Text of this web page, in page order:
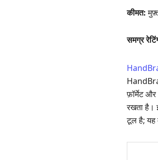
कीमत:
समग्र
फ़ॉर्मेट
रखता है।
टूल है; यह